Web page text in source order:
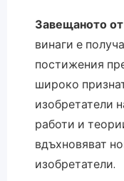
Завещаното
винаги е
постижения
широко
изобретатели
работи и
вдъхновяват
изобретатели.